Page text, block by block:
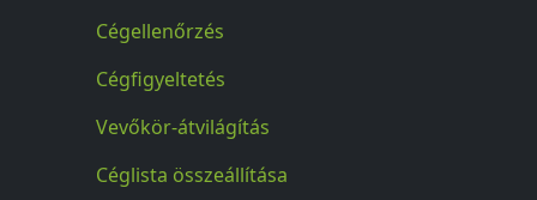
Cégellenőrzés
Cégfigyeltetés
Vevőkör-átvilágítás
Céglista összeállítása